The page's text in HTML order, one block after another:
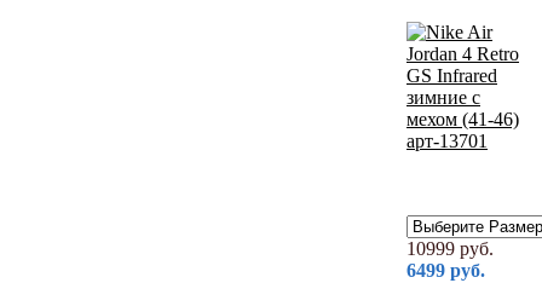
10999 руб.
6499 руб.